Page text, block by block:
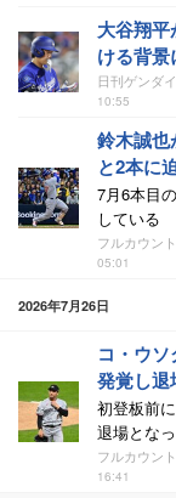
大谷翔
ける背
日刊ゲンダ
10:55
鈴木誠也
と2本に
7月6本目
している
フルカウント
05:01
2026年7月26日
コ・ウ
発覚し退
初登板前
退場とな
フルカウント
16:41